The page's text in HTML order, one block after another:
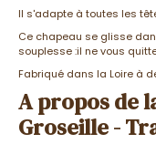
Il s'adapte à toutes les
Ce chapeau se glisse
souplesse :il ne vous
Fabriqué dans la Loire à
A propos de
Groseille -